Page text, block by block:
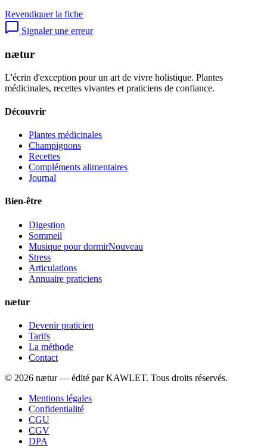
Revendiquer la fiche
Signaler une erreur
nætur
L'écrin d'exception pour un art de vivre holistique. Plantes
médicinales, recettes vivantes et praticiens de confiance.
Découvrir
Plantes médicinales
Champignons
Recettes
Compléments alimentaires
Journal
Bien-être
Digestion
Sommeil
Musique pour dormirNouveau
Stress
Articulations
Annuaire praticiens
nætur
Devenir praticien
Tarifs
La méthode
Contact
© 2026 nætur — édité par KAWLET. Tous droits réservés.
Mentions légales
Confidentialité
CGU
CGV
DPA